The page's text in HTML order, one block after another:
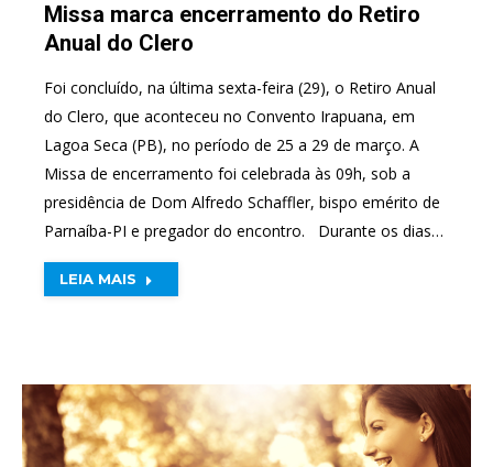
Missa marca encerramento do Retiro
Anual do Clero
Foi concluído, na última sexta-feira (29), o Retiro Anual
do Clero, que aconteceu no Convento Irapuana, em
Lagoa Seca (PB), no período de 25 a 29 de março. A
Missa de encerramento foi celebrada às 09h, sob a
presidência de Dom Alfredo Schaffler, bispo emérito de
Parnaíba-PI e pregador do encontro. Durante os dias…
LEIA MAIS